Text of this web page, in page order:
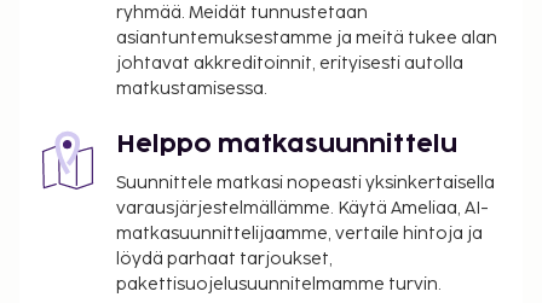
ryhmää. Meidät tunnustetaan
asiantuntemuksestamme ja meitä tukee alan
johtavat akkreditoinnit, erityisesti autolla
matkustamisessa.
Helppo matkasuunnittelu
Suunnittele matkasi nopeasti yksinkertaisella
varausjärjestelmällämme. Käytä Ameliaa, AI-
matkasuunnittelijaamme, vertaile hintoja ja
löydä parhaat tarjoukset,
pakettisuojelusuunnitelmamme turvin.